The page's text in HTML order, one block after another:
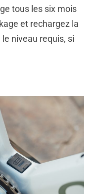
tous les six mois
et rechargez la
niveau requis, si